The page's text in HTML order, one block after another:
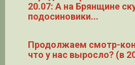
20.07: А на Брянщине
подосиновики...
Продолжаем смотр-
что у нас выросло? (в